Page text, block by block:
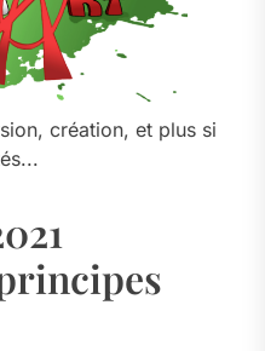
création, et plus si